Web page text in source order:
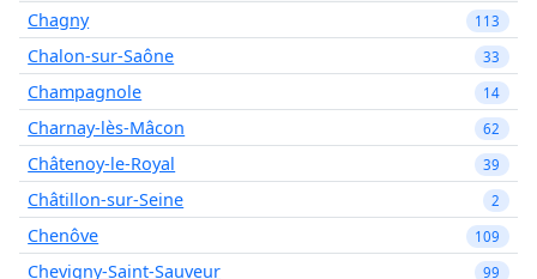
Chagny
113
Chalon-sur-Saône 33
Champagnole 14
Charnay-lès-Mâcon 62
Châtenoy-le-Royal 39
Châtillon-sur-Seine 2
Chenôve 109
Chevigny-Saint-Sauveur 99